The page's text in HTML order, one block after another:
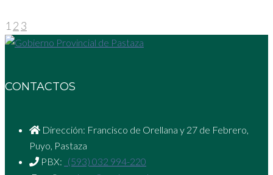
1 2 3
CONTACTOS
Dirección: Francisco de Orellana y 27 de Febrero,
Puyo, Pastaza
PBX: (593) 032 994-220